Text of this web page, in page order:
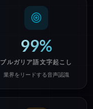
99%
ブルガリア語文字起こし
業界をリードする音声認識